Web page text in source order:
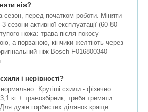
ніж?
сезон, перед початком роботи. Міняти
сезони активної експлуатації (60-80
ножа: трава після покосу
а порваною, кінчики желтіють через
ніж Bosch F016800340
і нерівності?
Крутіші схили - фізично
кг + травозбірник, треба тримати
дуже горбистих ділянок краще